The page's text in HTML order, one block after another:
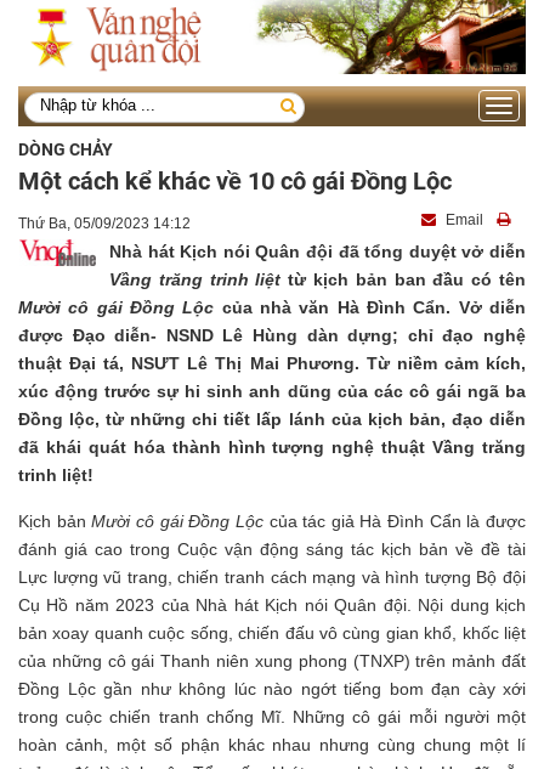
Toggle
DÒNG CHẢY
Một cách kể khác về 10 cô gái Đồng Lộc
Thứ Ba, 05/09/2023 14:12 Email
Nhà hát Kịch nói Quân đội đã tổng duyệt vở diễn
Vầng trăng trinh liệt từ kịch bản ban đầu có tên
Mười cô gái Đồng Lộc của nhà văn Hà Đình Cẩn. Vở diễn
được Đạo diễn- NSND Lê Hùng dàn dựng; chỉ đạo nghệ
thuật Đại tá, NSƯT Lê Thị Mai Phương. Từ niềm cảm kích,
xúc động trước sự hi sinh anh dũng của các cô gái ngã ba
Đồng lộc, từ những chi tiết lấp lánh của kịch bản, đạo diễn
đã khái quát hóa thành hình tượng nghệ thuật Vầng trăng
trinh liệt!
Kịch bảnMười cô gái Đồng Lộccủa tác giả Hà Đình Cẩn là được
đánh giá cao trong Cuộc vận động sáng tác kịch bản về đề tài
Lực lượng vũ trang, chiến tranh cách mạng và hình tượng Bộ đội
Cụ Hồ năm 2023 của Nhà hát Kịch nói Quân đội. Nội dung kịch
bản xoay quanh cuộc sống, chiến đấu vô cùng gian khổ, khốc liệt
của những cô gái Thanh niên xung phong (TNXP) trên mảnh đất
Đồng Lộc gần như không lúc nào ngớt tiếng bom đạn cày xới
trong cuộc chiến tranh chống Mĩ. Những cô gái mỗi người một
hoàn cảnh, một số phận khác nhau nhưng cùng chung một lí